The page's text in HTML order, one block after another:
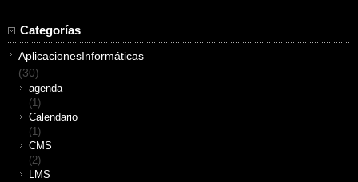
Categorías
AplicacionesInformáticas
(30)
agenda
(1)
Calendario
(1)
CMS
(2)
LMS